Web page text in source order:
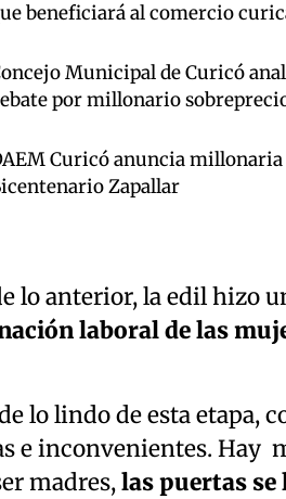
beneficiará al comercio
Municipal de Curicó
por millonario
Curicó anuncia
Zapallar
lo anterior, la edil hizo
laboral de las
lo lindo de esta etapa,
e inconvenientes. Hay
madres,las puertas se